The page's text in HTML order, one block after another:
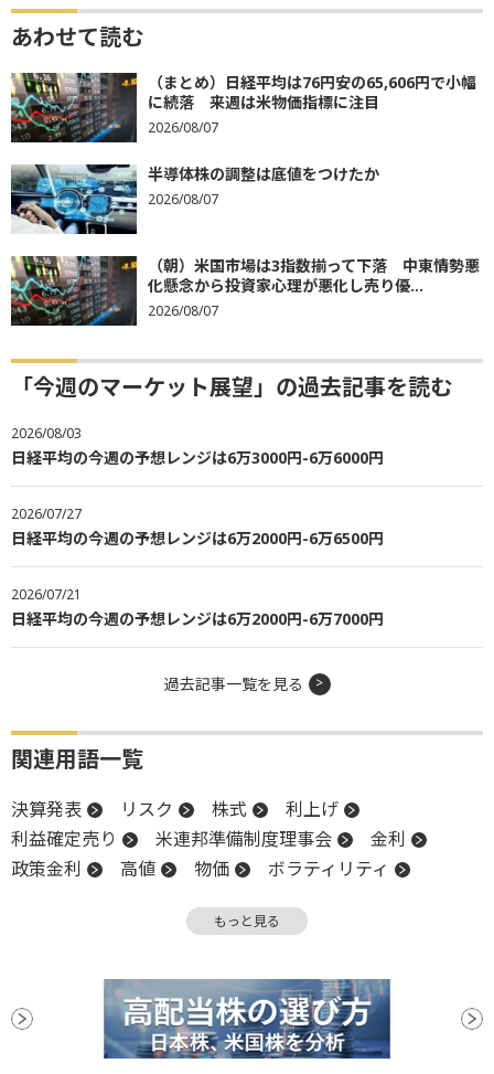
あわせて読む
（まとめ）日経平均は76円安の65,606円で小幅
に続落 来週は米物価指標に注目
2026/08/07
半導体株の調整は底値をつけたか
2026/08/07
（朝）米国市場は3指数揃って下落 中東情勢悪
化懸念から投資家心理が悪化し売り優...
2026/08/07
「今週のマーケット展望」の過去記事を読む
2026/08/03
日経平均の今週の予想レンジは6万3000円-6万6000円
2026/07/27
日経平均の今週の予想レンジは6万2000円-6万6500円
2026/07/21
日経平均の今週の予想レンジは6万2000円-6万7000円
過去記事一覧を見る
関連用語一覧
決算発表 リスク 株式
利上げ
利益確定売り
米連邦準備制度理事会
金利
政策金利
高値 物価
ボラティリティ
米連邦公開市場委員会
上値
FRB
物色
もっと見る